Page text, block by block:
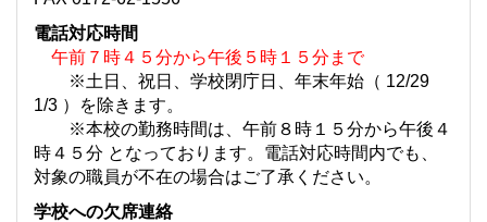
電話対応時間
午前７時４５分から午後５時１５分まで
※土日、祝日、学校閉庁日、年末年始（ 12/29
1/3 ）を除きます。
※本校の勤務時間は、午前８時１５分から午後４
時４５分 となっております。電話対応時間内でも、
対象の職員が不在の場合はご了承ください。
学校への欠席連絡